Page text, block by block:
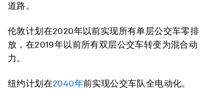
道路。
伦敦计划在2020年以前实现所有单层公交车零排
放，在2019年以前所有双层公交车转变为混合动
力。
纽约计划在2040年前实现公交车队全电动化。